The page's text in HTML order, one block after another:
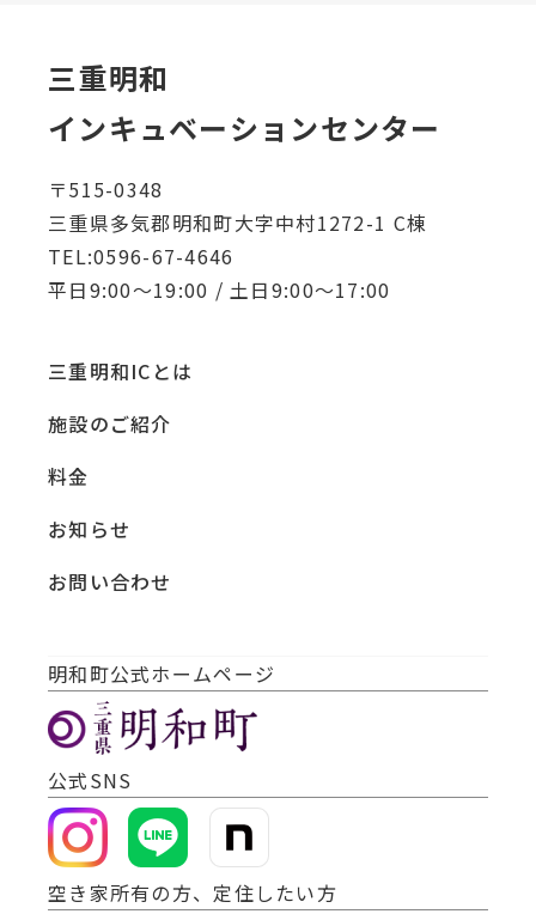
三重明和
インキュベーションセンター
〒515-0348
三重県多気郡明和町大字中村1272-1 C棟
TEL:0596-67-4646
平日9:00～19:00 / 土日9:00～17:00
三重明和ICとは
施設のご紹介
料金
お知らせ
お問い合わせ
明和町公式ホームページ
公式SNS
空き家所有の方、定住したい方